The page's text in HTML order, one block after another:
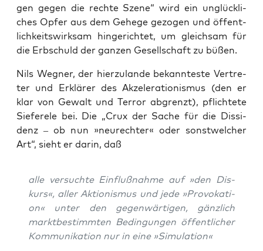
gen gegen die rech­te Sze­ne“ wird ein unglück­li­
ches Opfer aus dem Gehe­ge gezo­gen und öffent­
lich­keits­wirk­sam hin­ge­rich­tet, um gleich­sam für
die Erb­schuld der gan­zen Gesell­schaft zu büßen.
Nils Weg­ner, der hier­zu­lan­de bekann­tes­te Ver­tre­
ter und Erklä­rer des Akze­le­ra­tio­nis­mus (den er
klar von Gewalt und Ter­ror abgrenzt), pflich­te­te
Sie­fe­r­ele bei. Die „Crux der Sache für die Dis­si­
denz – ob nun »neu­rech­ter« oder sonst­wel­cher
Art“, sieht er dar­in, daß
alle ver­such­te Ein­fluß­nah­me auf »den Dis­
kurs«, aller Aktio­nis­mus und jede »Pro­vo­ka­ti­
on« unter den gegen­wär­ti­gen, gänz­lich
markt­be­stimm­ten Bedin­gun­gen öffent­li­cher
Kom­mu­ni­ka­ti­on nur in eine »Simu­la­ti­on«